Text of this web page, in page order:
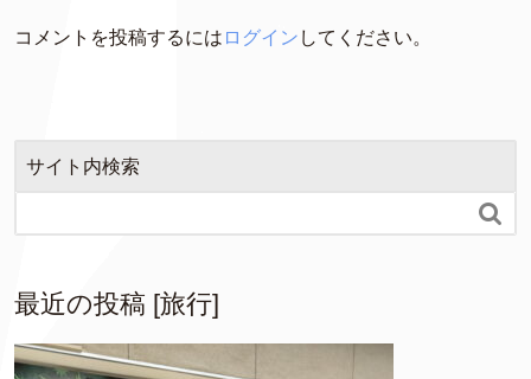
コメントを投稿するには ログイン してください。
サイト内検索

最近の投稿 [旅行]